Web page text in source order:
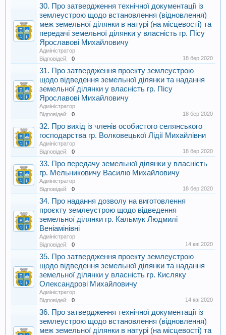
30. Про затвердження технічної документації із
землеустрою щодо встановлення (відновлення)
меж земельної ділянки в натурі (на місцевості) та
передачі земельної ділянки у власність гр. Пісу
Ярославові Михайловичу
Адміністратор
Відповідей:
0 18 бер 2020
31. Про затвердження проекту землеустрою
щодо відведення земельної ділянки та надання
земельної ділянки у власність гр. Пісу
Ярославові Михайловичу
Адміністратор
Відповідей:
0 18 бер 2020
32. Про вихід із членів особистого селянського
господарства гр. Волковецької Лідії Михайлівни
Адміністратор
Відповідей:
0 18 бер 2020
33. Про передачу земельної ділянки у власність
гр. Мельниковичу Василю Михайловичу
Адміністратор
Відповідей:
0 18 бер 2020
34. Про надання дозволу на виготовлення
проєкту землеустрою щодо відведення
земельної ділянки гр. Кальмук Людмилі
Веніамінівні
Адміністратор
Відповідей:
0 14 кві 2020
35. Про затвердження проекту землеустрою
щодо відведення земельної ділянки та надання
земельної ділянки у власність гр. Кисляку
Олександрові Михайловичу
Адміністратор
Відповідей:
0 14 кві 2020
36. Про затвердження технічної документації із
землеустрою щодо встановлення (відновлення)
меж земельної ділянки в натурі (на місцевості) та